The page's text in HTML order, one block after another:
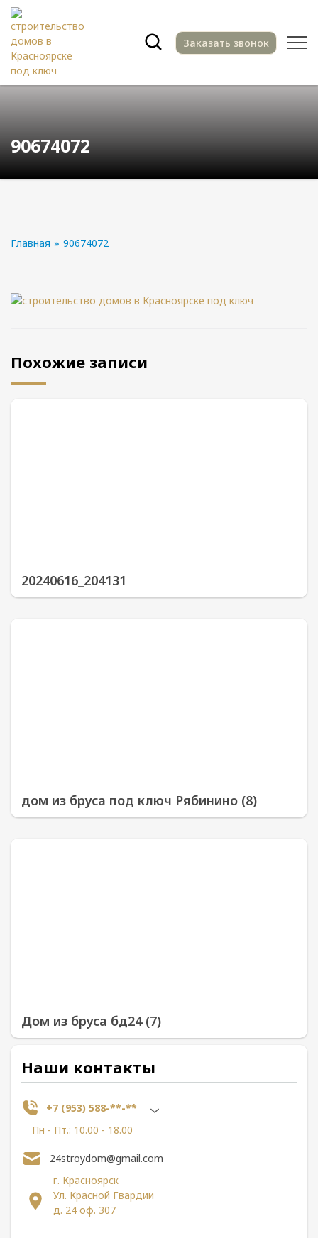
Заказать звонок
90674072
Главная » 90674072
Похожие записи
20240616_204131
дом из бруса под ключ Рябинино (8)
Дом из бруса бд24 (7)
Наши контакты
+7 (953) 588-**-**
Пн - Пт.: 10.00 - 18.00
г. Красноярск
Ул. Красной Гвардии
д. 24 оф. 307
24stroydom@gmail.com